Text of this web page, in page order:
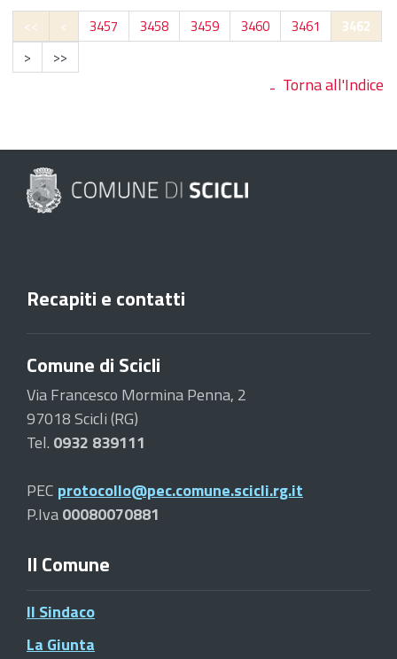
<< < 3457 3458 3459 3460 3461
3462
>
>>
Torna all'Indice
Recapiti e contatti
Comune di Scicli
Via Francesco Mormina Penna, 2
97018 Scicli (RG)
Tel. 0932 839111
PEC protocollo@pec.comune.scicli.rg.it
P.Iva00080070881
Il Comune
Il Sindaco
La Giunta